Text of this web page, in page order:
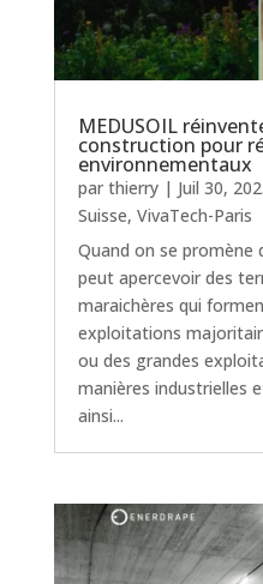
MEDUSOIL
construction pour
environnementaux
par thierry| Juil 30,
Suisse, VivaTech-Paris
Quand on se promène
peut apercevoir des
maraichères qui
exploitations
ou des grandes
manières industrielles
ainsi...